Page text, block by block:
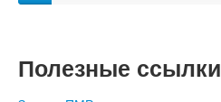
Полезные ссылки